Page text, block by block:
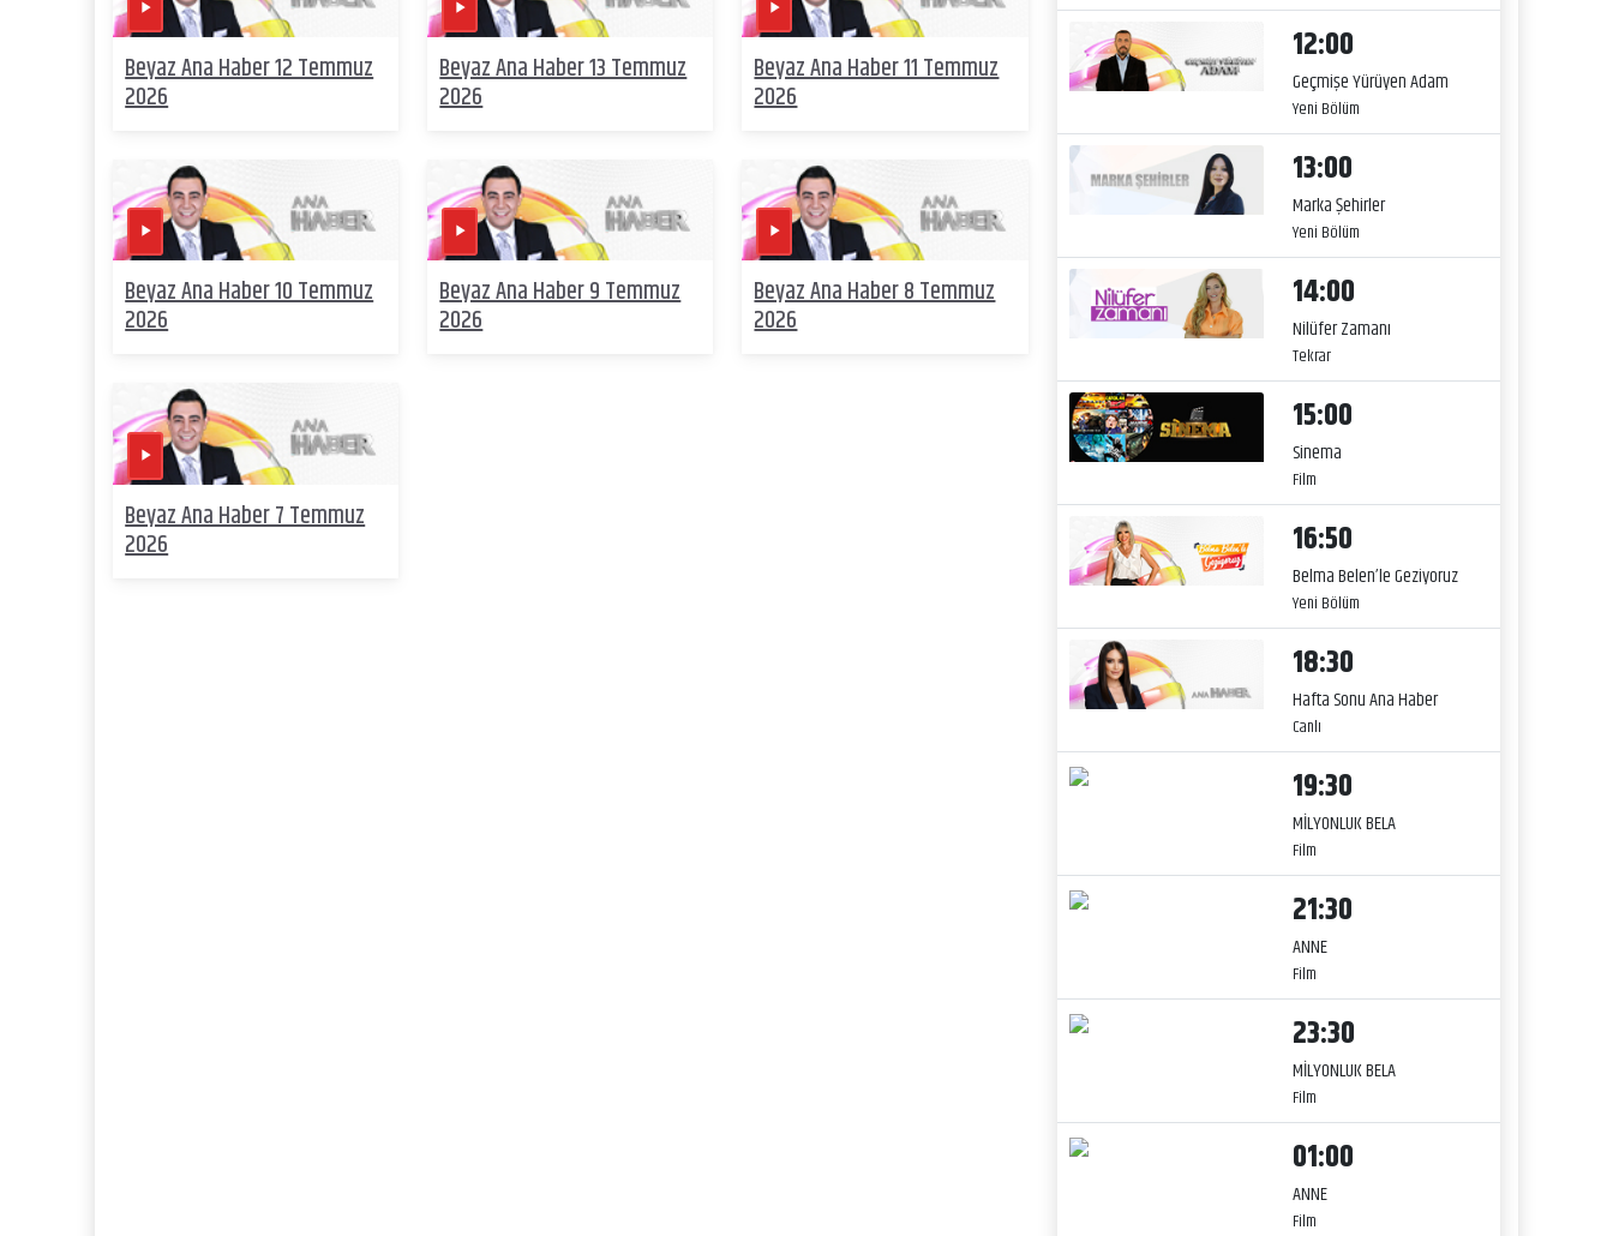
Beyaz Ana Haber 12 Temmuz
2026
Beyaz Ana Haber 13 Temmuz
2026
Beyaz Ana Haber 11 Temmuz
2026
Beyaz Ana Haber 10 Temmuz
2026
Beyaz Ana Haber 9 Temmuz
2026
Beyaz Ana Haber 8 Temmuz
2026
Beyaz Ana Haber 7 Temmuz
2026
12:00
Geçmişe Yürüyen Adam
Yeni Bölüm
13:00
Marka Şehirler
Yeni Bölüm
14:00
Nilüfer Zamanı
Tekrar
15:00
Sinema
Film
16:50
Belma Belen’le Geziyoruz
Yeni Bölüm
18:30
Hafta Sonu Ana Haber
Canlı
19:30
MİLYONLUK BELA
Film
21:30
ANNE
Film
23:30
MİLYONLUK BELA
Film
01:00
ANNE
Film